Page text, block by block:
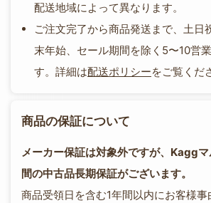
配送地域によって異なります。
ご注文完了から商品発送まで、土日
末年始、セール期間を除く5〜10営
す。詳細は配送ポリシーをご覧くだ
商品の保証について
メーカー保証は対象外ですが、Kagg
間の中古品長期保証がございます。
商品受領日を含む1年間以内にお客様